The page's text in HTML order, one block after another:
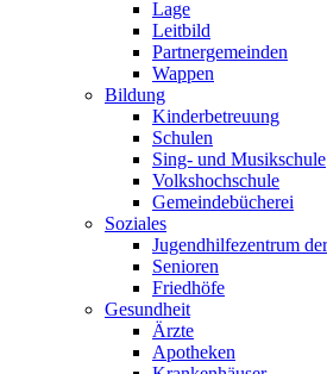
Lage
Leitbild
Partnergemeinden
Wappen
Bildung
Kinderbetreuung
Schulen
Sing- und Musikschule
Volkshochschule
Gemeindebücherei
Soziales
Jugendhilfezentrum
Senioren
Friedhöfe
Gesundheit
Ärzte
Apotheken